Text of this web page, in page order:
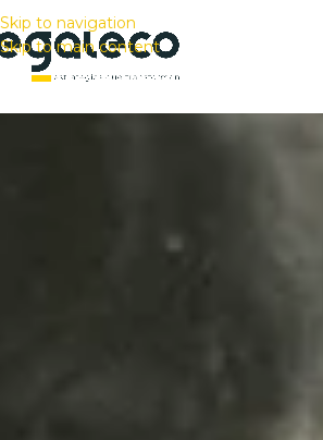
Skip to navigation
Skip to main content